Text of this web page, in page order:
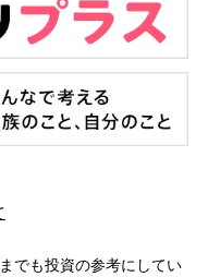
でも投資の参考にしてい